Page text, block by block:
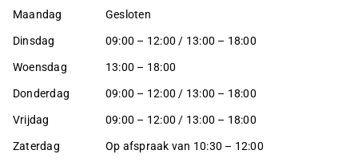
Maandag Gesloten
Dinsdag 09:00 – 12:00 / 13:00 – 18:00
Woensdag 13:00 – 18:00
Donderdag 09:00 – 12:00 / 13:00 – 18:00
Vrijdag 09:00 – 12:00 / 13:00 – 18:00
Zaterdag Op afspraak van 10:30 – 12:00